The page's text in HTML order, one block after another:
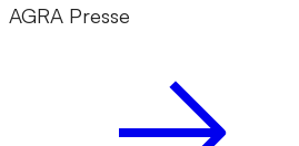
AGRA Presse